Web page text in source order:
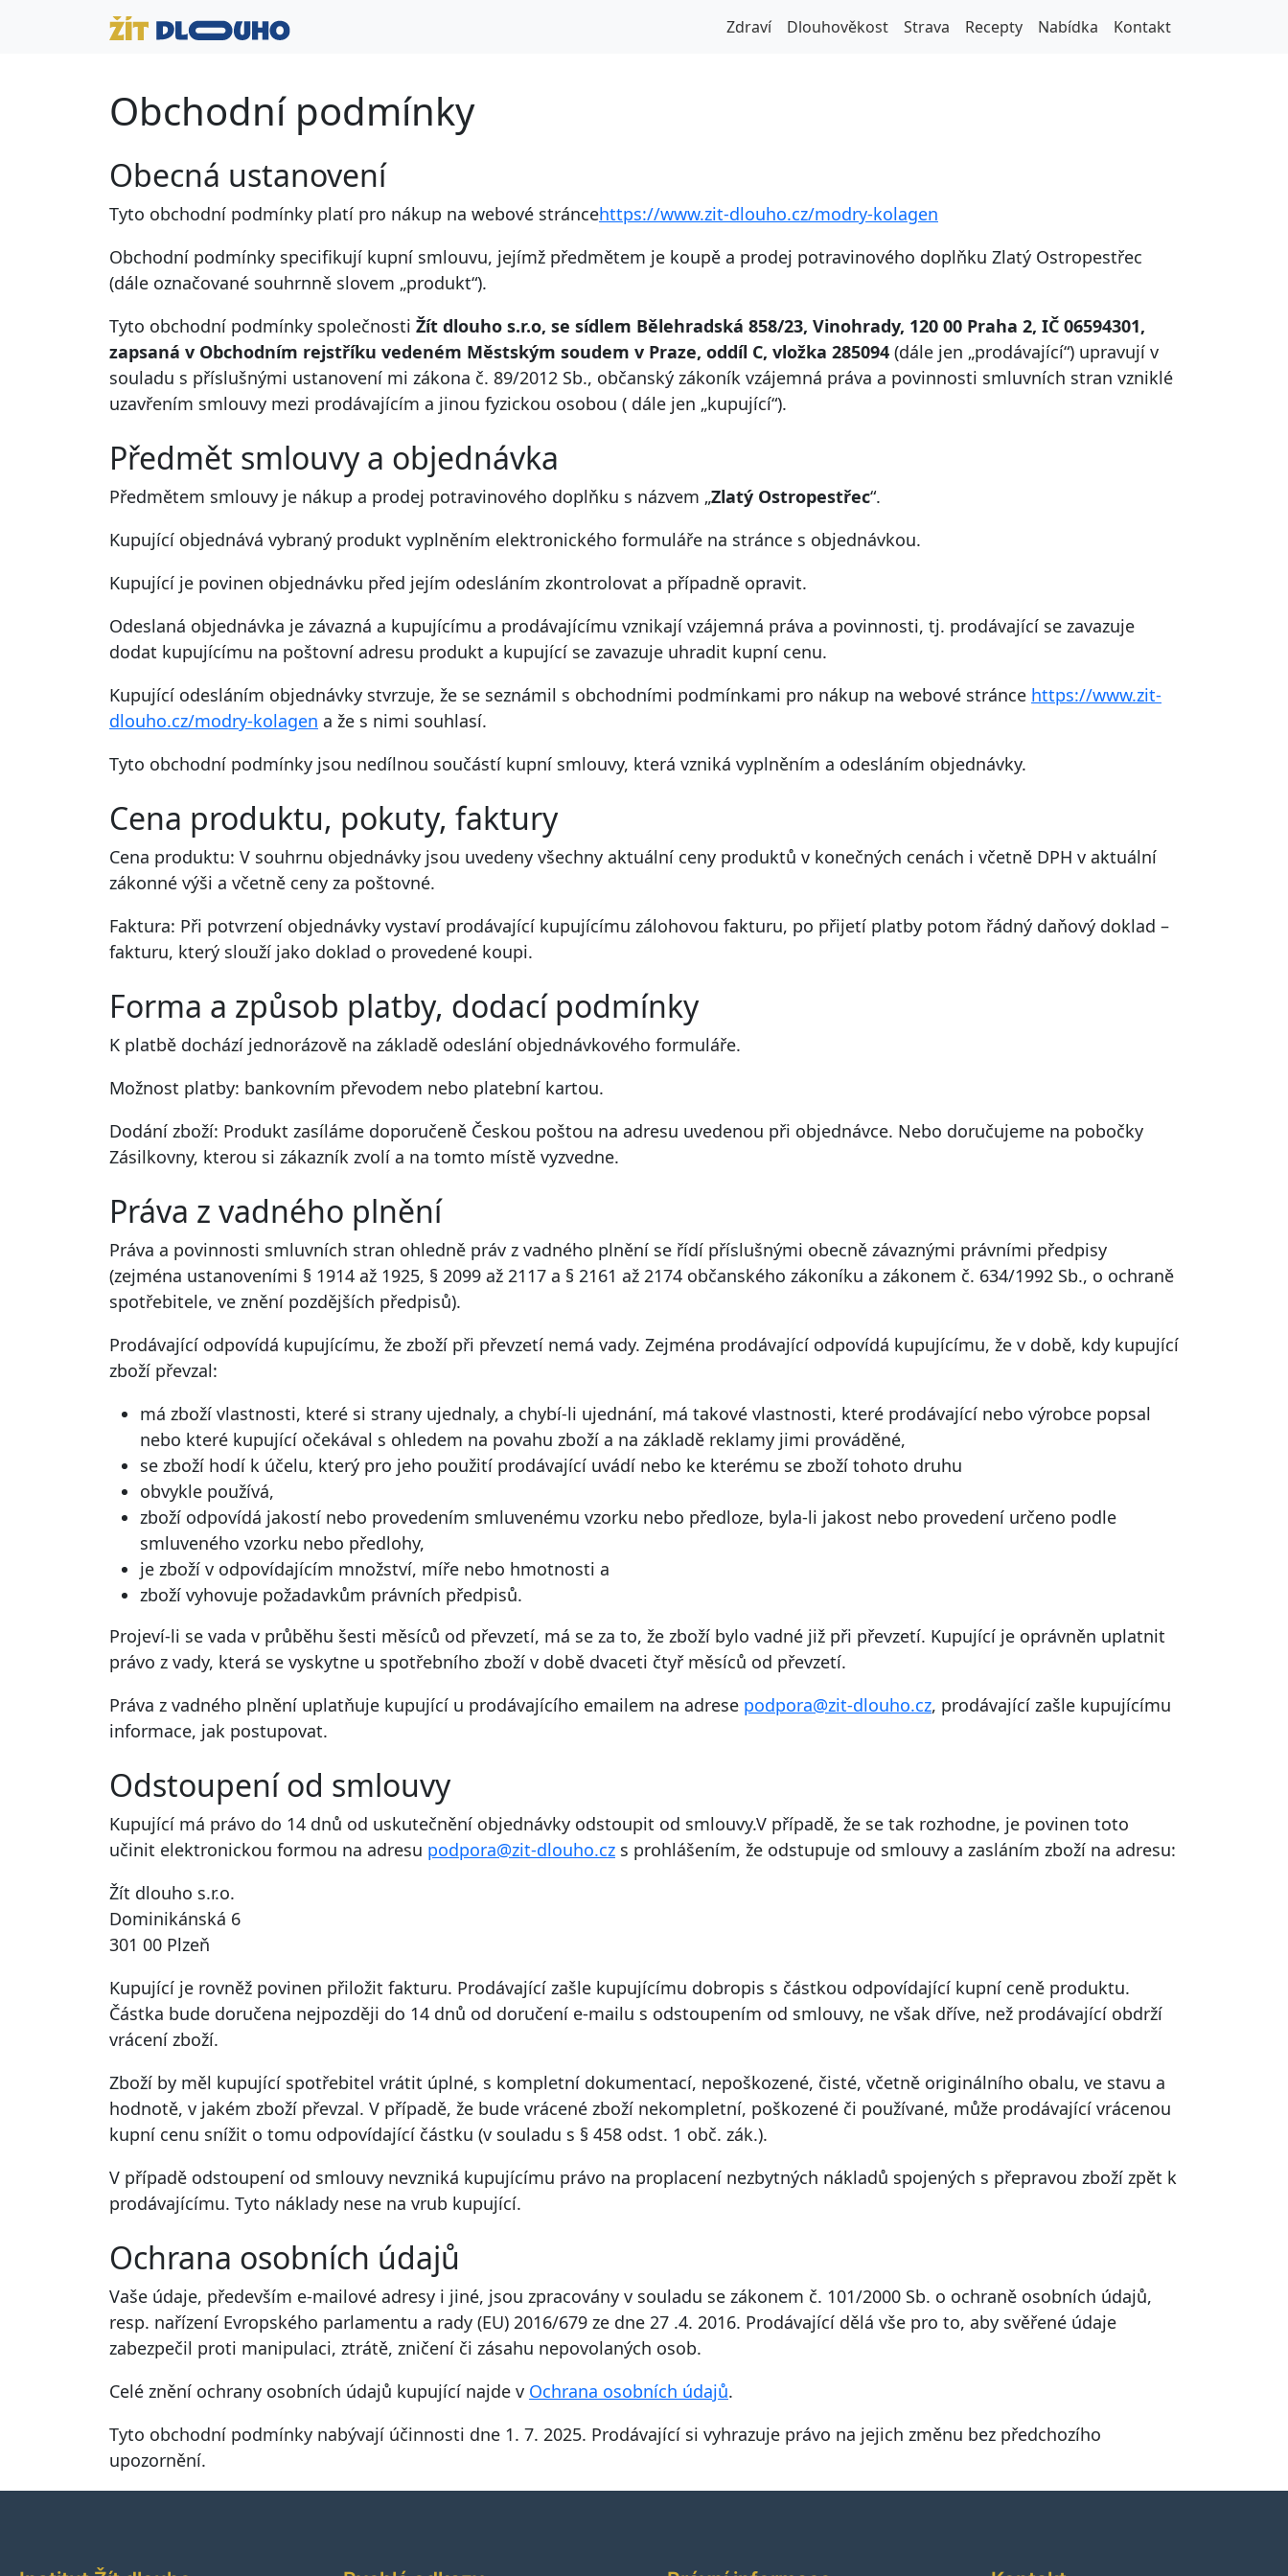
Zdraví Dlouhověkost Strava Recepty Nabídka Kontakt
Obchodní podmínky
Obecná ustanovení
Tyto obchodní podmínky platí pro nákup na webové stráncehttps://www.zit-dlouho.cz/modry-kolagen
Obchodní podmínky specifikují kupní smlouvu, jejímž předmětem je koupě a prodej potravinového doplňku Zlatý Ostropestřec
(dále označované souhrnně slovem „produkt“).
Tyto obchodní podmínky společnosti Žít dlouho s.r.o, se sídlem Bělehradská 858/23, Vinohrady, 120 00 Praha 2, IČ 06594301,
zapsaná v Obchodním rejstříku vedeném Městským soudem v Praze, oddíl C, vložka 285094 (dále jen „prodávající“) upravují v
souladu s příslušnými ustanovení mi zákona č. 89/2012 Sb., občanský zákoník vzájemná práva a povinnosti smluvních stran vzniklé
uzavřením smlouvy mezi prodávajícím a jinou fyzickou osobou ( dále jen „kupující“).
Předmět smlouvy a objednávka
Předmětem smlouvy je nákup a prodej potravinového doplňku s názvem „Zlatý Ostropestřec“.
Kupující objednává vybraný produkt vyplněním elektronického formuláře na stránce s objednávkou.
Kupující je povinen objednávku před jejím odesláním zkontrolovat a případně opravit.
Odeslaná objednávka je závazná a kupujícímu a prodávajícímu vznikají vzájemná práva a povinnosti, tj. prodávající se zavazuje
dodat kupujícímu na poštovní adresu produkt a kupující se zavazuje uhradit kupní cenu.
Kupující odesláním objednávky stvrzuje, že se seznámil s obchodními podmínkami pro nákup na webové stránce https://www.zit-
dlouho.cz/modry-kolagen a že s nimi souhlasí.
Tyto obchodní podmínky jsou nedílnou součástí kupní smlouvy, která vzniká vyplněním a odesláním objednávky.
Cena produktu, pokuty, faktury
Cena produktu: V souhrnu objednávky jsou uvedeny všechny aktuální ceny produktů v konečných cenách i včetně DPH v aktuální
zákonné výši a včetně ceny za poštovné.
Faktura: Při potvrzení objednávky vystaví prodávající kupujícímu zálohovou fakturu, po přijetí platby potom řádný daňový doklad –
fakturu, který slouží jako doklad o provedené koupi.
Forma a způsob platby, dodací podmínky
K platbě dochází jednorázově na základě odeslání objednávkového formuláře.
Možnost platby: bankovním převodem nebo platební kartou.
Dodání zboží: Produkt zasíláme doporučeně Českou poštou na adresu uvedenou při objednávce. Nebo doručujeme na pobočky
Zásilkovny, kterou si zákazník zvolí a na tomto místě vyzvedne.
Práva z vadného plnění
Práva a povinnosti smluvních stran ohledně práv z vadného plnění se řídí příslušnými obecně závaznými právními předpisy
(zejména ustanoveními § 1914 až 1925, § 2099 až 2117 a § 2161 až 2174 občanského zákoníku a zákonem č. 634/1992 Sb., o ochraně
spotřebitele, ve znění pozdějších předpisů).
Prodávající odpovídá kupujícímu, že zboží při převzetí nemá vady. Zejména prodávající odpovídá kupujícímu, že v době, kdy kupující
zboží převzal:
má zboží vlastnosti, které si strany ujednaly, a chybí-li ujednání, má takové vlastnosti, které prodávající nebo výrobce popsal
nebo které kupující očekával s ohledem na povahu zboží a na základě reklamy jimi prováděné,
se zboží hodí k účelu, který pro jeho použití prodávající uvádí nebo ke kterému se zboží tohoto druhu
obvykle používá,
zboží odpovídá jakostí nebo provedením smluvenému vzorku nebo předloze, byla-li jakost nebo provedení určeno podle
smluveného vzorku nebo předlohy,
je zboží v odpovídajícím množství, míře nebo hmotnosti a
zboží vyhovuje požadavkům právních předpisů.
Projeví-li se vada v průběhu šesti měsíců od převzetí, má se za to, že zboží bylo vadné již při převzetí. Kupující je oprávněn uplatnit
právo z vady, která se vyskytne u spotřebního zboží v době dvaceti čtyř měsíců od převzetí.
Práva z vadného plnění uplatňuje kupující u prodávajícího emailem na adrese podpora@zit-dlouho.cz, prodávající zašle kupujícímu
informace, jak postupovat.
Odstoupení od smlouvy
Kupující má právo do 14 dnů od uskutečnění objednávky odstoupit od smlouvy.V případě, že se tak rozhodne, je povinen toto
učinit elektronickou formou na adresu podpora@zit-dlouho.cz s prohlášením, že odstupuje od smlouvy a zasláním zboží na adresu:
Žít dlouho s.r.o.
Dominikánská 6
301 00 Plzeň
Kupující je rovněž povinen přiložit fakturu. Prodávající zašle kupujícímu dobropis s částkou odpovídající kupní ceně produktu.
Částka bude doručena nejpozději do 14 dnů od doručení e-mailu s odstoupením od smlouvy, ne však dříve, než prodávající obdrží
vrácení zboží.
Zboží by měl kupující spotřebitel vrátit úplné, s kompletní dokumentací, nepoškozené, čisté, včetně originálního obalu, ve stavu a
hodnotě, v jakém zboží převzal. V případě, že bude vrácené zboží nekompletní, poškozené či používané, může prodávající vrácenou
kupní cenu snížit o tomu odpovídající částku (v souladu s § 458 odst. 1 obč. zák.).
V případě odstoupení od smlouvy nevzniká kupujícímu právo na proplacení nezbytných nákladů spojených s přepravou zboží zpět k
prodávajícímu. Tyto náklady nese na vrub kupující.
Ochrana osobních údajů
Vaše údaje, především e-mailové adresy i jiné, jsou zpracovány v souladu se zákonem č. 101/2000 Sb. o ochraně osobních údajů,
resp. nařízení Evropského parlamentu a rady (EU) 2016/679 ze dne 27 .4. 2016. Prodávající dělá vše pro to, aby svěřené údaje
zabezpečil proti manipulaci, ztrátě, zničení či zásahu nepovolaných osob.
Celé znění ochrany osobních údajů kupující najde v Ochrana osobních údajů.
Tyto obchodní podmínky nabývají účinnosti dne 1. 7. 2025. Prodávající si vyhrazuje právo na jejich změnu bez předchozího
upozornění.